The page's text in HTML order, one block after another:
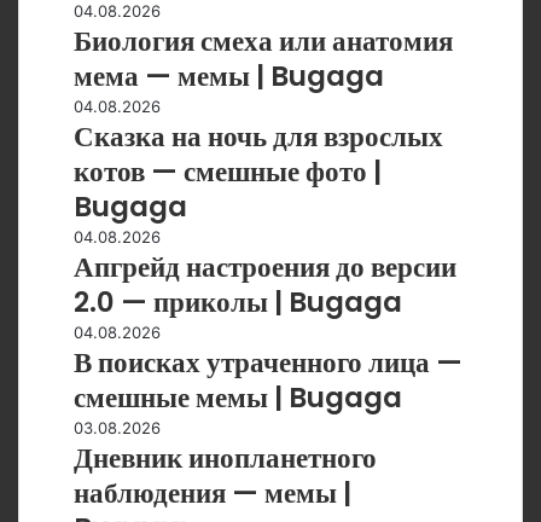
Биология
смеха
анатомия
мема
—
мемы
Bugaga
04.08.2026
Биология смеха или анатомия
мема — мемы | Bugaga
Сказка
на
для
взрослых
котов
—
смешные
фото
|
Bugaga
04.08.2026
Сказка на ночь для взрослых
котов — смешные фото |
Bugaga
Апгрейд
настроения
до
версии
2.0
—
приколы
Bugaga
04.08.2026
Апгрейд настроения до версии
2.0 — приколы | Bugaga
В
поисках
лица
—
смешные
мемы
04.08.2026
В поисках утраченного лица —
смешные мемы | Bugaga
Дневник
инопланетного
наблюдения
—
03.08.2026
Дневник инопланетного
наблюдения — мемы |